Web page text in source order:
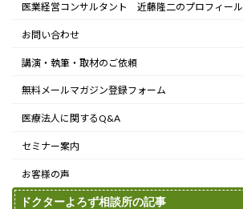
医業経営コンサルタント 近藤隆二のプロフィール
お問い合わせ
講演・執筆・取材のご依頼
無料メールマガジン登録フォーム
医療法人に関するQ&A
セミナー案内
お客様の声
ドクターよろず相談所の記事